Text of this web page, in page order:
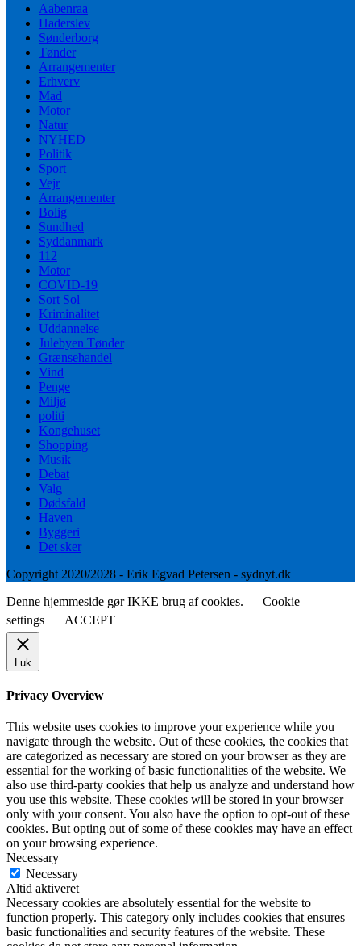
Aabenraa
Haderslev
Sønderborg
Tønder
Arrangementer
Erhverv
Mad
Motor
Natur
NYHED
Politik
Sport
Vejr
Arrangementer
Bolig
Sundhed
Syddanmark
112
Motor
COVID-19
Sort Sol
Kriminalitet
Uddannelse
Julebyen Tønder
Grænsehandel
Vind
Penge
Miljø
politi
Kongehuset
Shopping
Musik
Debat
Valg
Dødsfald
Haven
Byggeri
Det sker
Copyright 2020/2028 - Erik Egvad Petersen - sydnyt.dk
Denne hjemmeside gør IKKE brug af cookies.
Cookie
settings
ACCEPT
Luk
Privacy Overview
This website uses cookies to improve your experience while you
navigate through the website. Out of these cookies, the cookies that
are categorized as necessary are stored on your browser as they are
essential for the working of basic functionalities of the website. We
also use third-party cookies that help us analyze and understand how
you use this website. These cookies will be stored in your browser
only with your consent. You also have the option to opt-out of these
cookies. But opting out of some of these cookies may have an effect
on your browsing experience.
Necessary
Necessary
Altid aktiveret
Necessary cookies are absolutely essential for the website to
function properly. This category only includes cookies that ensures
basic functionalities and security features of the website. These